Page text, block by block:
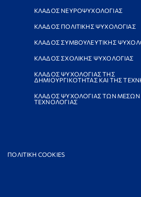
ΚΛΑΔΟΣ ΝΕΥΡΟΨΥΧΟΛΟΓΙΑΣ
ΚΛΑΔΟΣ ΠΟΛΙΤΙΚΗΣ ΨΥΧΟΛΟΓΙΑΣ
ΚΛΑΔΟΣ ΣΥΜΒΟΥΛΕΥΤΙΚΗΣ
ΚΛΑΔΟΣ ΣΧΟΛΙΚΗΣ ΨΥΧΟΛΟΓΙΑΣ
ΚΛΑΔΟΣ ΨΥΧΟΛΟΓΙΑΣ ΤΗΣ
ΔΗΜΙΟΥΡΓΙΚΟΤΗΤΑΣ ΚΑΙ ΤΗΣ
ΚΛΑΔΟΣ ΨΥΧΟΛΟΓΙΑΣ ΤΩΝ ΜΕΣΩΝ
ΤΕΧΝΟΛΟΓΙΑΣ
ΠΟΛΙΤΙΚΗ COOKIES